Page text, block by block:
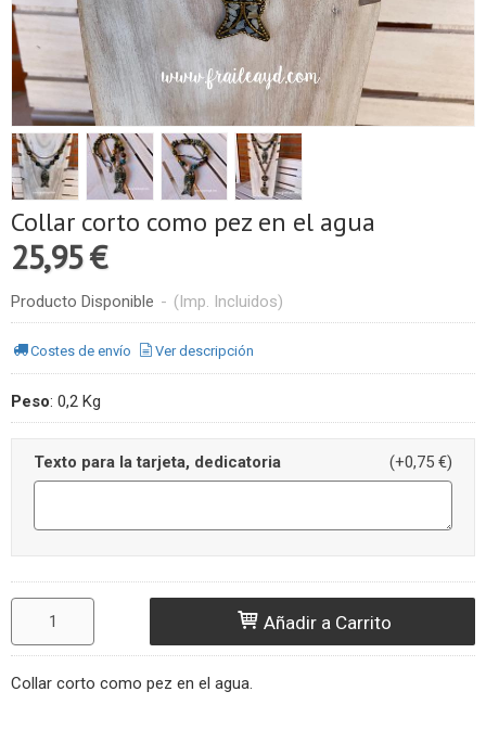
Collar corto como pez en el agua
25,95 €
Producto Disponible - (Imp. Incluidos)
Costes de envío Ver descripción
Peso: 0,2 Kg
Texto para la tarjeta, dedicatoria (+0,75 €)
Añadir a Carrito
Collar corto como pez en el agua.